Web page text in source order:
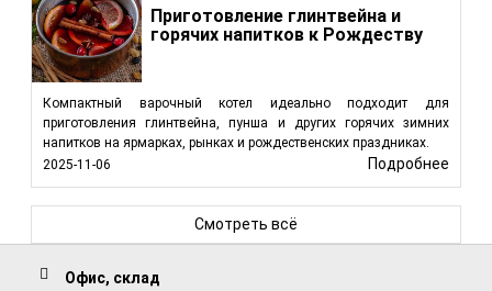
Приготовление глинтвейна и
горячих напитков к Рождеству
Компактный варочный котел идеально подходит для
приготовления глинтвейна, пунша и других горячих зимних
напитков на ярмарках, рынках и рождественских праздниках.
2025-11-06
Подробнее
Смотреть всё
Офис, склад